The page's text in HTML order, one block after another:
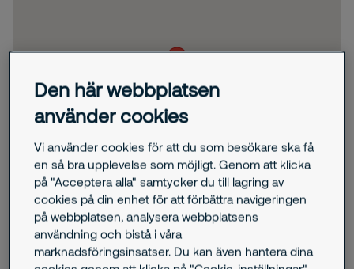
Den här webbplatsen
använder cookies
Vi använder cookies för att du som besökare ska få
en så bra upplevelse som möjligt. Genom att klicka
på "Acceptera alla" samtycker du till lagring av
cookies på din enhet för att förbättra navigeringen
på webbplatsen, analysera webbplatsens
användning och bistå i våra
marknadsföringsinsatser. Du kan även hantera dina